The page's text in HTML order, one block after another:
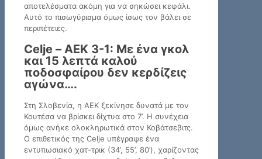
αποτελέσματα ακόμη για να σηκώσει κεφάλι.
Αυτό το πισωγύρισμα όμως ίσως τον βάλει σε
περιπέτειες.
Celje – ΑΕΚ 3-1: Με ένα γκολ
και 15 λεπτά καλού
ποδοσφαίρου δεν κερδίζεις
αγώνα….
Στη Σλοβενία, η ΑΕΚ ξεκίνησε δυνατά με τον
Κουτέσα να βρίσκει δίχτυα στο 7’. Η συνέχεια
όμως ανήκε ολοκληρωτικά στον Κοβάτσεβιτς.
Ο επιθετικός της Celje υπέγραψε ένα
εντυπωσιακό χατ-τρικ (34’, 55’, 80’), χαρίζοντας